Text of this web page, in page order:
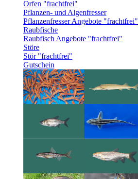
Orfen "frachtfrei"
Pflanzen- und Algenfresser
Pflanzenfresser Angebote "frachtfrei"
Raubfische
Raubfisch Angebote "frachtfrei"
Störe
Stör "frachtfrei"
Gutschein